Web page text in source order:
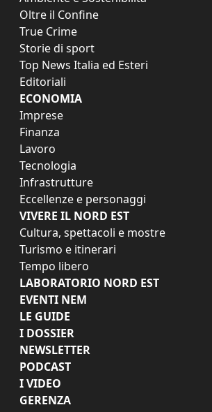
Oltre il Confine
True Crime
Storie di sport
Top News Italia ed Esteri
Editoriali
ECONOMIA
Imprese
Finanza
Lavoro
Tecnologia
Infrastrutture
Eccellenze e personaggi
VIVERE IL NORD EST
Cultura, spettacoli e mostre
Turismo e itinerari
Tempo libero
LABORATORIO NORD EST
EVENTI NEM
LE GUIDE
I DOSSIER
NEWSLETTER
PODCAST
I VIDEO
GERENZA